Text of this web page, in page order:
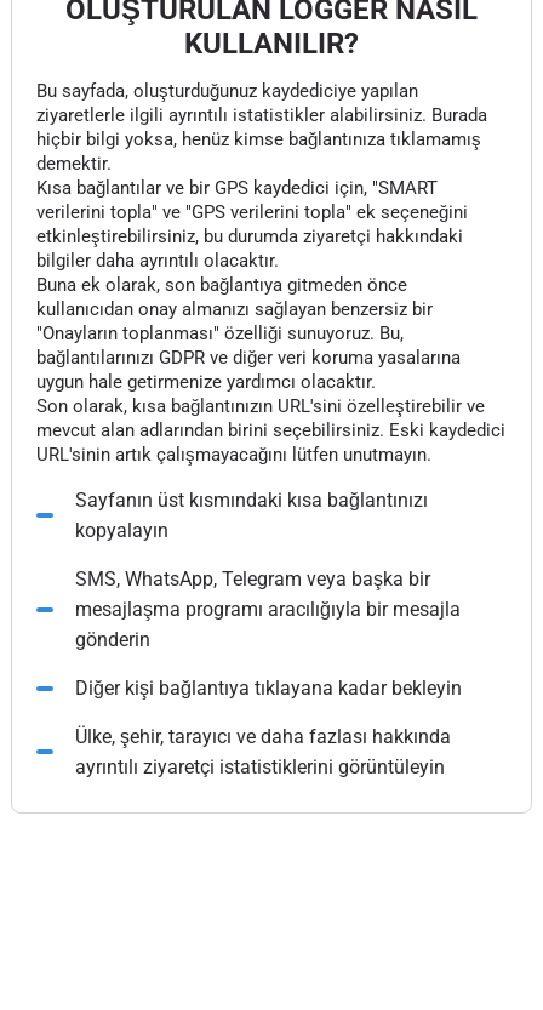
OLUŞTURULAN LOGGER NASIL
KULLANILIR?
Bu sayfada, oluşturduğunuz kaydediciye yapılan
ziyaretlerle ilgili ayrıntılı istatistikler alabilirsiniz. Burada
hiçbir bilgi yoksa, henüz kimse bağlantınıza tıklamamış
demektir.
Kısa bağlantılar ve bir GPS kaydedici için, "SMART
verilerini topla" ve "GPS verilerini topla" ek seçeneğini
etkinleştirebilirsiniz, bu durumda ziyaretçi hakkındaki
bilgiler daha ayrıntılı olacaktır.
Buna ek olarak, son bağlantıya gitmeden önce
kullanıcıdan onay almanızı sağlayan benzersiz bir
"Onayların toplanması" özelliği sunuyoruz. Bu,
bağlantılarınızı GDPR ve diğer veri koruma yasalarına
uygun hale getirmenize yardımcı olacaktır.
Son olarak, kısa bağlantınızın URL'sini özelleştirebilir ve
mevcut alan adlarından birini seçebilirsiniz. Eski kaydedici
URL'sinin artık çalışmayacağını lütfen unutmayın.
Sayfanın üst kısmındaki kısa bağlantınızı
kopyalayın
SMS, WhatsApp, Telegram veya başka bir
mesajlaşma programı aracılığıyla bir mesajla
gönderin
Diğer kişi bağlantıya tıklayana kadar bekleyin
Ülke, şehir, tarayıcı ve daha fazlası hakkında
ayrıntılı ziyaretçi istatistiklerini görüntüleyin